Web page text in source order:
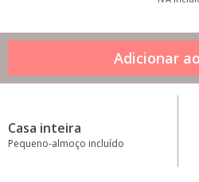
Casa inteira
Pequeno-almoço incluído